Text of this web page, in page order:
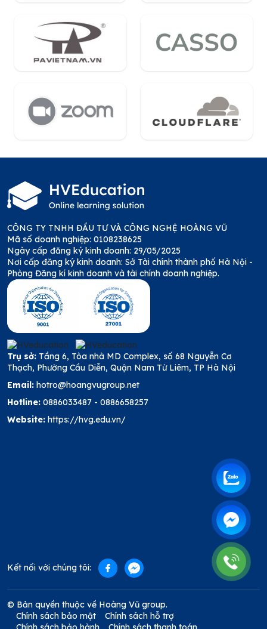
CÔNG TY TNHH ĐẦU TƯ VÀ CÔNG NGHỆ HOÀNG VŨ
Mã số doanh nghiệp: 0108238625
Ngày cấp đăng ký kinh doanh: 29/05/2025
Nơi cấp đăng ký kinh doanh: Sở Tài chính thành phố Hà Nội -
Phòng Đăng kí kinh doanh và tài chính doanh nghiệp.
Trụ sở: Tầng 6, Tòa nhà MD Complex, số 68 Nguyễn Cơ
Thạch, Phường Cầu Diễn, Quận Nam Từ Liêm, TP Hà Nội
Email: hotro@hoangvugroup.net
Hotline: 0886033487 - 0886658257
Website: https://hvg.edu.vn/
Kết nối với chúng tôi:
© Bản quyền thuộc về Hoàng Vũ group.
Chính sách bảo mật
Chính sách hỗ trợ